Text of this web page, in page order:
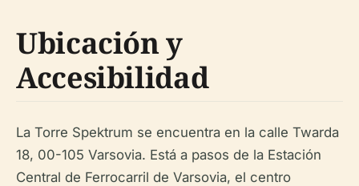
Ubicación y
Accesibilidad
La Torre Spektrum se encuentra en la calle Twarda
18, 00-105 Varsovia. Está a pasos de la Estación
Central de Ferrocarril de Varsovia, el centro